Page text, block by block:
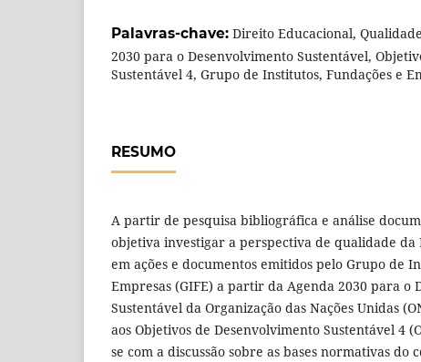
Palavras-chave: Direito Educacional,
2030 para o Desenvolvimento Sustentável,
Sustentável 4, Grupo de Institutos, Fundações e
RESUMO
A partir de pesquisa bibliográfica e análise
objetiva investigar a perspectiva de qualidade da
em ações e documentos emitidos pelo Grupo de
Empresas (GIFE) a partir da Agenda 2030 para o
Sustentável da Organização das Nações Unidas
aos Objetivos de Desenvolvimento Sustentável 4
se com a discussão sobre as bases normativas do